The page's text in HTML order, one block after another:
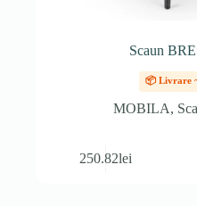
Scaun
📦 Livrare
MOBILA,
250.82lei